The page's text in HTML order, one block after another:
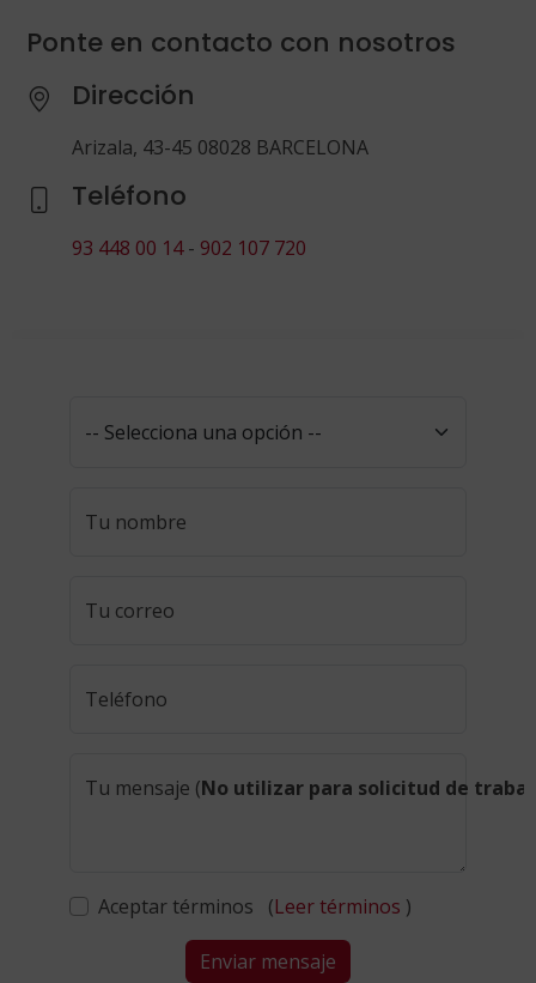
Ponte en contacto con nosotros
Dirección
Arizala, 43-45 08028 BARCELONA
Teléfono
93 448 00 14- 902 107 720
Tu nombre
Tu correo
Teléfono
Tu mensaje (No utilizar para solicitud de
Aceptar términos (Leer términos )
Enviar mensaje